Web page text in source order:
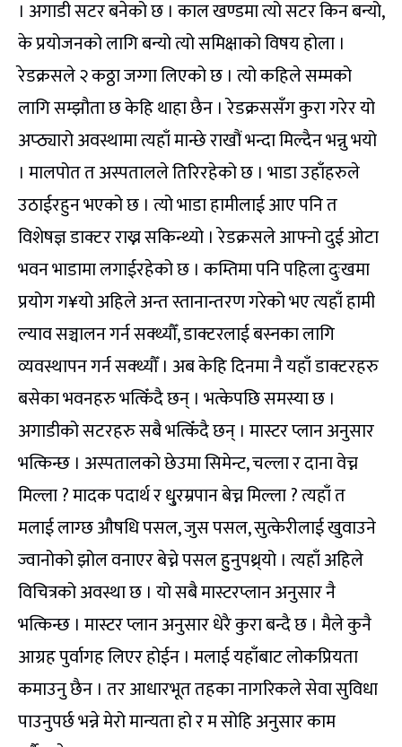
। अगाडी सटर बनेको छ । काल खण्डमा त्यो सटर किन बन्यो,
के प्रयोजनको लागि बन्यो त्यो समिक्षाको विषय होला ।
रेडक्रसले २ कठ्ठा जग्गा लिएको छ । त्यो कहिले सम्मको
लागि सम्झौता छ केहि थाहा छैन । रेडक्रससँग कुरा गरेर यो
अप्ठ्यारो अवस्थामा त्यहाँ मान्छे राखौं भन्दा मिल्दैन भन्नु भयो
। मालपोत त अस्पतालले तिरिरहेको छ । भाडा उहाँहरुले
उठाईरहुन भएको छ । त्यो भाडा हामीलाई आए पनि त
विशेषज्ञ डाक्टर राख्न सकिन्थ्यो । रेडक्रसले आफ्नो दुई ओटा
भवन भाडामा लगाईरहेको छ । कम्तिमा पनि पहिला दुःखमा
प्रयोग ग¥यो अहिले अन्त स्तानान्तरण गरेको भए त्यहाँ हामी
ल्याव सञ्चालन गर्न सक्थ्यौँ, डाक्टरलाई बस्नका लागि
व्यवस्थापन गर्न सक्थ्यौँ । अब केहि दिनमा नै यहाँ डाक्टरहरु
बसेका भवनहरु भत्किँदै छन् । भत्केपछि समस्या छ ।
अगाडीको सटरहरु सबै भत्किँदै छन् । मास्टर प्लान अनुसार
भत्किन्छ । अस्पतालको छेउमा सिमेन्ट, चल्ला र दाना वेच्न
मिल्ला ? मादक पदार्थ र धु्रम्रपान बेच्न मिल्ला ? त्यहाँ त
मलाई लाग्छ औषधि पसल, जुस पसल, सुत्केरीलाई खुवाउने
ज्वानोको झोल वनाएर बेच्ने पसल हुुनुपथ्र्यो । त्यहाँ अहिले
विचित्रको अवस्था छ । यो सबै मास्टरप्लान अनुसार नै
भत्किन्छ । मास्टर प्लान अनुसार धेरै कुरा बन्दै छ । मैले कुनै
आग्रह पुर्वागह लिएर होईन । मलाई यहाँबाट लोकप्रियता
कमाउनु छैन । तर आधारभूत तहका नागरिकले सेवा सुविधा
पाउनुपर्छ भन्ने मेरो मान्यता हो र म सोहि अनुसार काम